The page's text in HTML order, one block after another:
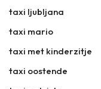
taxi ljubljana
taxi mario
taxi met kinderzitje
taxi oostende